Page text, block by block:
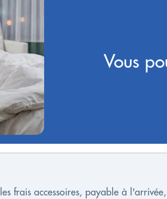
Vous
frais accessoires, payable à